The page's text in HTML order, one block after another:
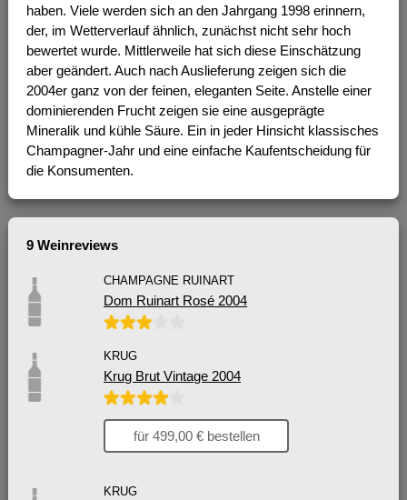
haben. Viele werden sich an den Jahrgang 1998 erinnern,
der, im Wetterverlauf ähnlich, zunächst nicht sehr hoch
bewertet wurde. Mittlerweile hat sich diese Einschätzung
aber geändert. Auch nach Auslieferung zeigen sich die
2004er ganz von der feinen, eleganten Seite. Anstelle einer
dominierenden Frucht zeigen sie eine ausgeprägte
Mineralik und kühle Säure. Ein in jeder Hinsicht klassisches
Champagner-Jahr und eine einfache Kaufentscheidung für
die Konsumenten.
9 Weinreviews
CHAMPAGNE RUINART
Dom Ruinart Rosé 2004
KRUG
Krug Brut Vintage 2004
für 499,00 € bestellen
KRUG